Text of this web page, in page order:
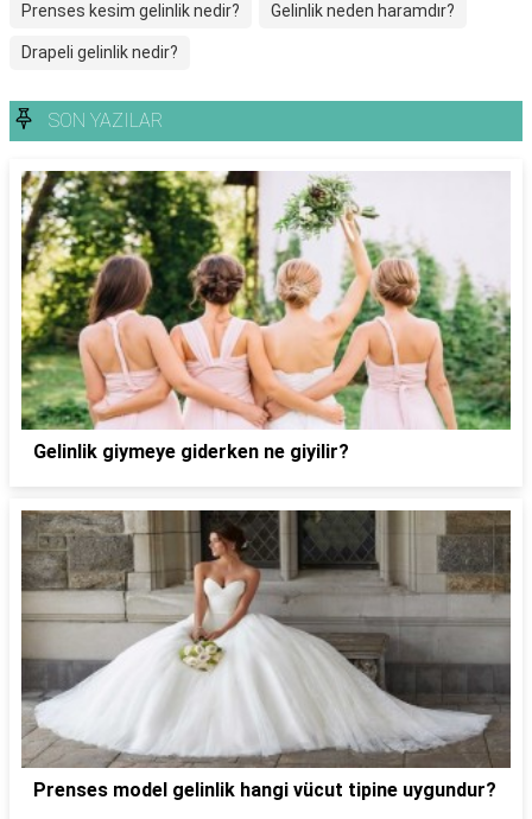
Prenses kesim gelinlik nedir? Gelinlik neden haramdır?
Drapeli gelinlik nedir?
SON YAZILAR
Gelinlik giymeye giderken ne giyilir?
Prenses model gelinlik hangi vücut tipine uygundur?